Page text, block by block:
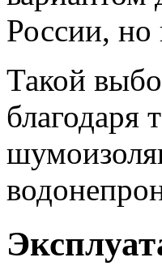
России,
Такой
благодаря